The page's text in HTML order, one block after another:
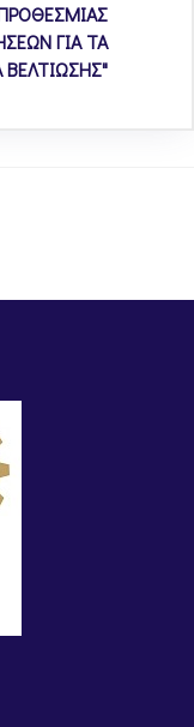
ΓΙΑ ΤΑ
ΒΕΛΤΙΩΣΗΣ"